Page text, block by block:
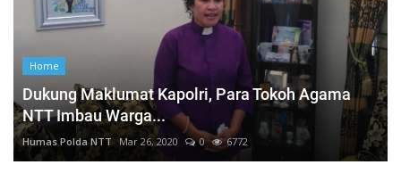
Home
Dukung Maklumat Kapolri, Para Tokoh Agama
NTT Imbau Warga...
Humas Polda NTT Mar 26, 2020 0 6772